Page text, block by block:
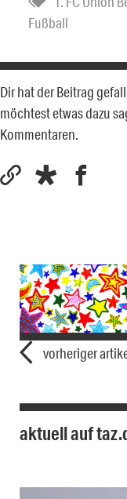
Fußball
Dir hat der Beitrag
möchtest etwas dazu
Kommentaren.
vorheriger
aktuell auf